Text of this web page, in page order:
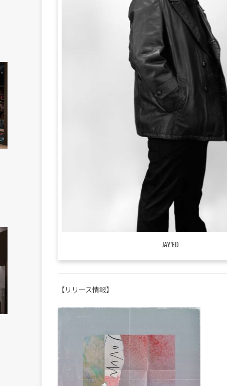
JAY’ED
【リリース情報】